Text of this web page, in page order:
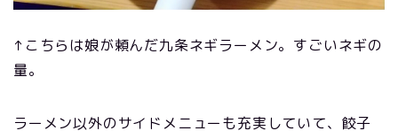
↑こちらは娘が頼んだ九条ネギラーメン。すごいネギの
量。
ラーメン以外のサイドメニューも充実していて、餃子